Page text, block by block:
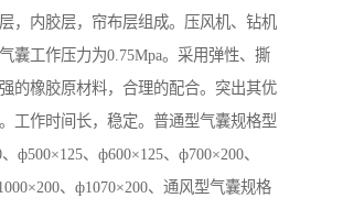
，内胶层，帘布层组成。压风机、钻机
囊工作压力为0.75Mpa。采用弹性、撕
的橡胶原材料，合理的配合。突出其优
工作时间长，稳定。普通型气囊规格型
ф500×125、ф600×125、ф700×200、
、ф1070×200、通风型气囊规格